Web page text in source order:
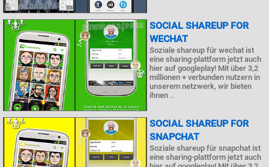
SOCIAL SHAREUP FOR
WECHAT
Soziale shareup für wechat ist
eine sharing-plattform jetzt auch
hier auf googleplay! Mit über 3,2
millionen + verbunden nutzern in
unserem netzwerk, wir bieten
ihnen ..
SOCIAL SHAREUP FOR
SNAPCHAT
Soziale shareup für snapchat ist
eine sharing-plattform jetzt auch